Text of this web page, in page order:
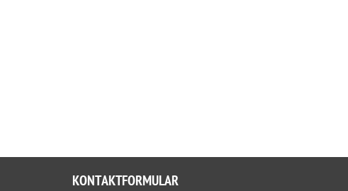
KONTAKTFORMULAR